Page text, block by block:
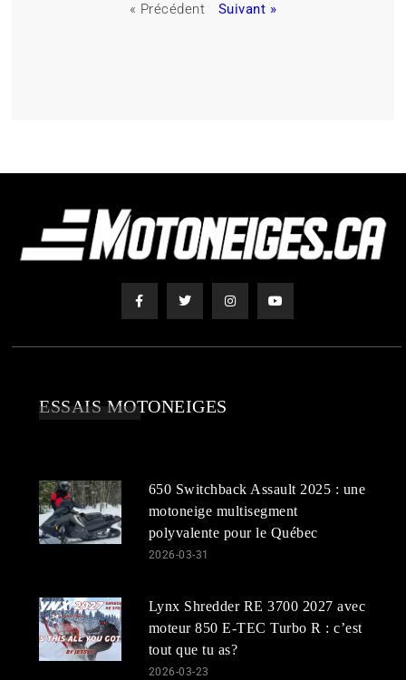
« Précédent Suivant »
ESSAIS MOTONEIGES
650 Switchback Assault 2025 : une
motoneige multisegment
polyvalente pour le Québec
2026-03-31
Lynx Shredder RE 3700 2027 avec
moteur 850 E-TEC Turbo R : c’est
tout que tu as?
2026-03-23